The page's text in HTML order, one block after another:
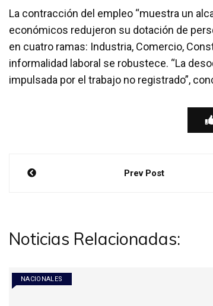
La contracción del empleo “muestra un
económicos redujeron su dotación de
en cuatro ramas: Industria, Comercio,
informalidad laboral se robustece. “La
impulsada por el trabajo no registrado”,
Navegación
Prev Post
Noticias Relacionadas:
NACIONALES